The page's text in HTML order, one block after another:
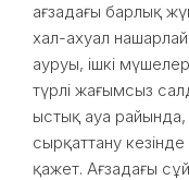
ағзадағы барлық
хал-ахуал
ауруы, ішкі
түрлі жағымсыз
ыстық ауа
сырқаттану
қажет. Ағзадағы